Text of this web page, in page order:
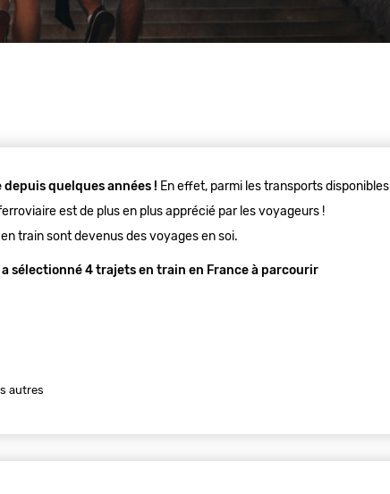
quelques années ! En effet, parmi les transports disponibles
est de plus en plus apprécié par les voyageurs !
train sont devenus des voyages en soi.
sélectionné 4 trajets en train en France à parcourir
autres